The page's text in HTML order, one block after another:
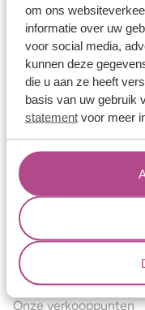
om ons
informatie over uw
voor social media,
kunnen deze
die u aan ze heeft
basis van uw gebruik
statementvoor meer
Over ons
Aller Spanninga
Historie
Certificaten
Blogs
Jouw voordelen
Conflictvrije
Oneindig veel
Kwaliteit
Juweliers & Contact
Onze verkooppunten